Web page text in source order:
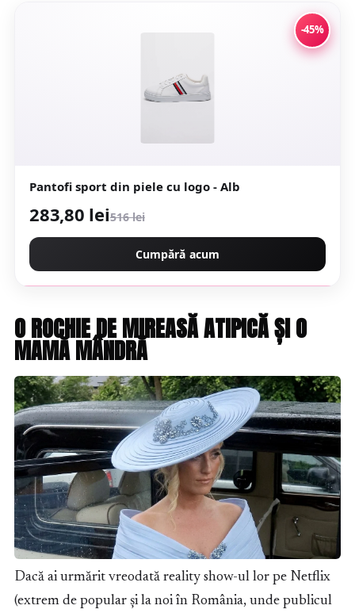
-45%
Pantofi sport din piele cu logo - Alb
283,80 lei516 lei
Cumpără acum
O ROCHIE DE MIREASĂ ATIPICĂ ȘI O
MAMĂ MÂNDRĂ
Dacă ai urmărit vreodată reality show-ul lor pe Netflix
(extrem de popular și la noi în România, unde publicul